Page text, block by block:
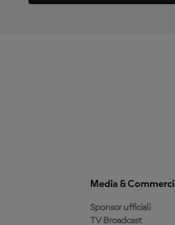
Media &
Sponsor ufficiali
TV Broadcast